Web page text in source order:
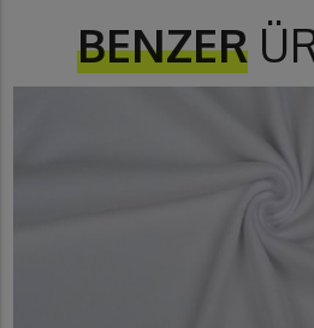
BENZER